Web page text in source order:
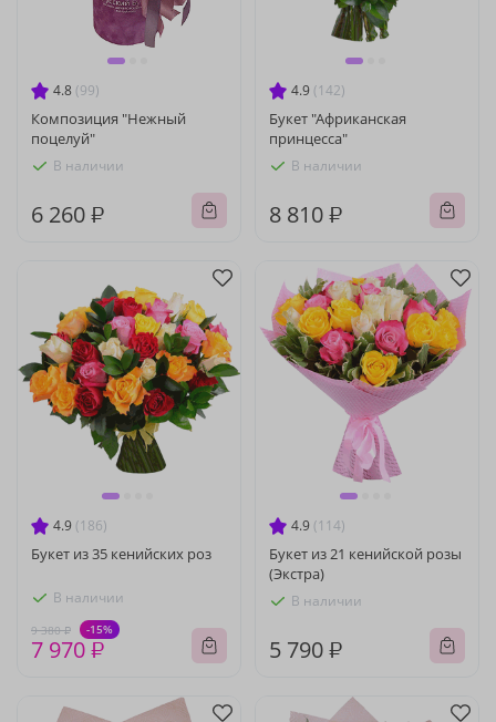
4.8 (99)
Композиция "Нежный
поцелуй"
В наличии
6 260 ₽
4.9 (142)
Букет "Африканская
принцесса"
В наличии
8 810 ₽
4.9 (186)
Букет из 35 кенийских роз
В наличии
9 380 ₽ -15%
7 970 ₽
4.9 (114)
Букет из 21 кенийской розы
(Экстра)
В наличии
5 790 ₽